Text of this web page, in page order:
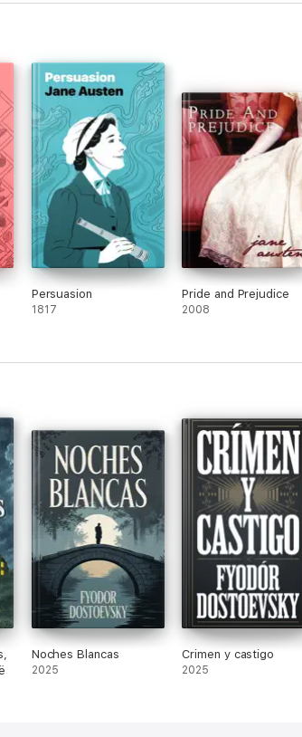
Persuasion
1817
Pride and Prejudice
2008
Noches Blancas
2025
Crimen y castigo
2025